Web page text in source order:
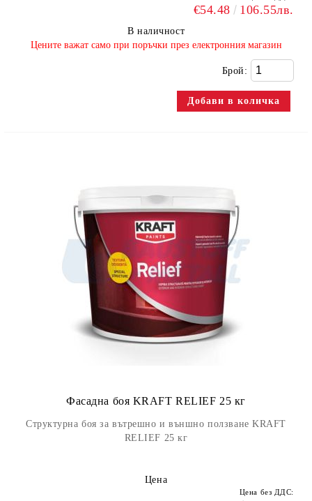
€54.48 106.55лв.
В наличност
​Цените важат само при поръчки през електронния магазин
Брой:
Фасадна боя KRAFT RELIEF 25 кг
Структурна боя за вътрешно и външно ползване KRAFT
RELIEF 25 кг
Цена
Цена без ДДС: